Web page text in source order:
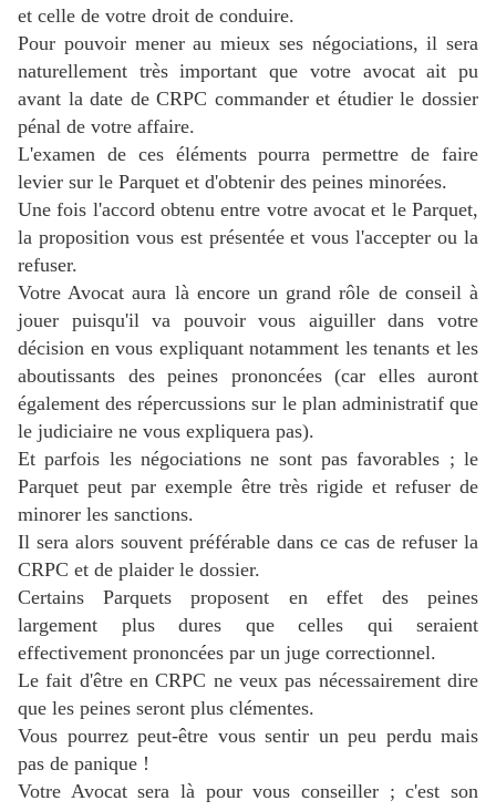
et celle de votre droit de conduire.
Pour pouvoir mener au mieux ses négociations, il sera
naturellement très important que votre avocat ait pu
avant la date de CRPC commander et étudier le dossier
pénal de votre affaire.
L'examen de ces éléments pourra permettre de faire
levier sur le Parquet et d'obtenir des peines minorées.
Une fois l'accord obtenu entre votre avocat et le Parquet,
la proposition vous est présentée et vous l'accepter ou la
refuser.
Votre Avocat aura là encore un grand rôle de conseil à
jouer puisqu'il va pouvoir vous aiguiller dans votre
décision en vous expliquant notamment les tenants et les
aboutissants des peines prononcées (car elles auront
également des répercussions sur le plan administratif que
le judiciaire ne vous expliquera pas).
Et parfois les négociations ne sont pas favorables ; le
Parquet peut par exemple être très rigide et refuser de
minorer les sanctions.
Il sera alors souvent préférable dans ce cas de refuser la
CRPC et de plaider le dossier.
Certains Parquets proposent en effet des peines
largement plus dures que celles qui seraient
effectivement prononcées par un juge correctionnel.
Le fait d'être en CRPC ne veux pas nécessairement dire
que les peines seront plus clémentes.
Vous pourrez peut-être vous sentir un peu perdu mais
pas de panique !
Votre Avocat sera là pour vous conseiller ; c'est son